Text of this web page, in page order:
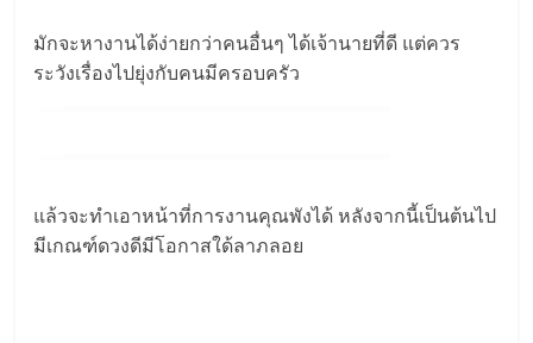
มักจะหางานได้ง่ายกว่าคนอื่นๆ ได้เจ้านายที่ดี แต่ควร
ระวังเรื่องไปยุ่งกับคนมีครอบครัว
แล้วจะทำเอาหน้าที่การงานคุณพังได้ หลังจากนี้เป็นต้นไป
มีเกณฑ์ดวงดีมีโอกาสใด้ลาภลอย